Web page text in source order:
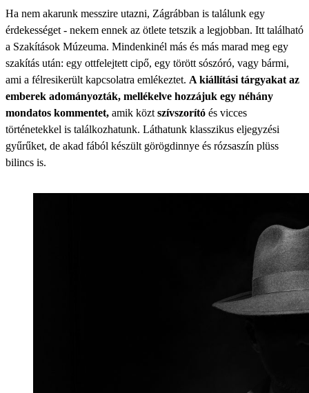
Ha nem akarunk messzire utazni, Zágrábban is találunk egy
érdekességet - nekem ennek az ötlete tetszik a legjobban. Itt található
a Szakítások Múzeuma. Mindenkinél más és más marad meg egy
szakítás után: egy ottfelejtett cipő, egy törött sószóró, vagy bármi,
ami a félresikerült kapcsolatra emlékeztet. A kiállítási tárgyakat az
emberek adományozták, mellékelve hozzájuk egy néhány
mondatos kommentet, amik közt szívszorító és vicces
történetekkel is találkozhatunk. Láthatunk klasszikus eljegyzési
gyűrűket, de akad fából készült görögdinnye és rózsaszín plüss
bilincs is.